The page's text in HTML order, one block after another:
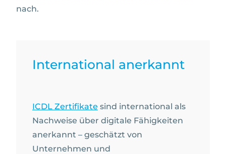
nach.
International anerkannt
ICDL Zertifikate sind international als
Nachweise über digitale Fähigkeiten
anerkannt – geschätzt von
Unternehmen und